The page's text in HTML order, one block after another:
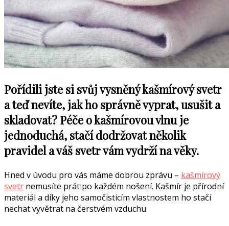
Pořídili jste si svůj vysněný kašmírový svetr
a teď nevíte, jak ho správně vyprat, usušit a
skladovat? Péče o kašmírovou vlnu je
jednoduchá, stačí dodržovat několik
pravidel a váš svetr vám vydrží na věky.
Hned v úvodu pro vás máme dobrou zprávu – kašmírový
svetr nemusíte prát po každém nošení. Kašmír je přírodní
materiál a díky jeho samočisticím vlastnostem ho stačí
nechat vyvětrat na čerstvém vzduchu.